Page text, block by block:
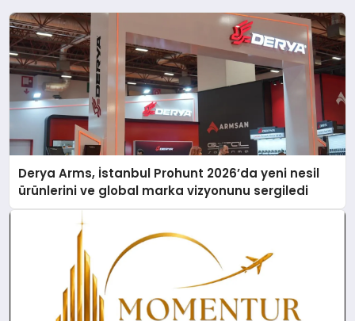
Derya Arms, İstanbul Prohunt 2026’da yeni nesil
ürünlerini ve global marka vizyonunu sergiledi